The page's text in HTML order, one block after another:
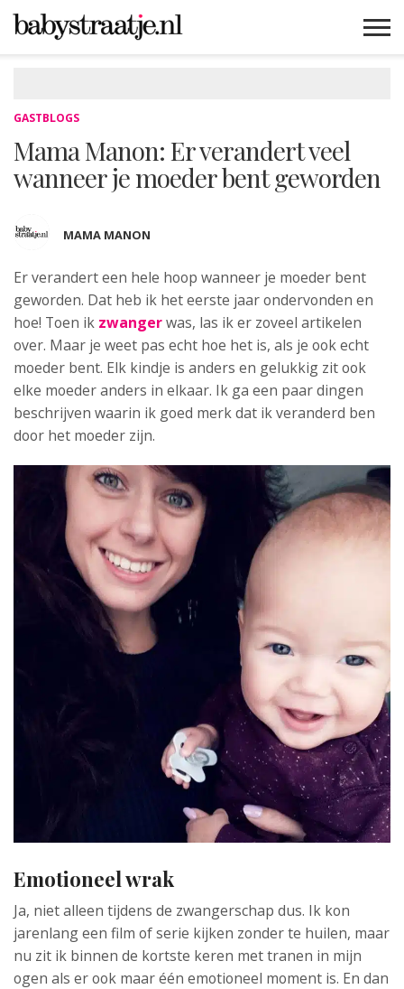
GASTBLOGS
Mama Manon: Er verandert veel
wanneer je moeder bent geworden
MAMA MANON
Er verandert een hele hoop wanneer je moeder bent
geworden. Dat heb ik het eerste jaar ondervonden en
hoe! Toen ik zwangerwas, las ik er zoveel artikelen
over. Maar je weet pas echt hoe het is, als je ook echt
moeder bent. Elk kindje is anders en gelukkig zit ook
elke moeder anders in elkaar. Ik ga een paar dingen
beschrijven waarin ik goed merk dat ik veranderd ben
door het moeder zijn.
Emotioneel wrak
Ja, niet alleen tijdens de zwangerschap dus. Ik kon
jarenlang een film of serie kijken zonder te huilen, maar
nu zit ik binnen de kortste keren met tranen in mijn
ogen als er ook maar één emotioneel moment is. En dan